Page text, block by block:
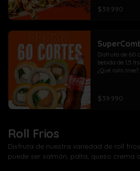
$39.990
Disfruta de 60
bebida de 1,5
¿Qué rolls trae?
10 Kanikama,
envuelto en
envuelto en
10 Camarón,
$39.990
Roll Frios
Disfruta de nuestra variedad de roll
puede ser salmón, palta, queso crema